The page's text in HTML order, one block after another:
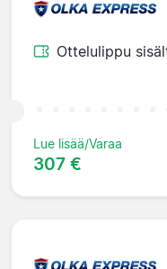
Ottelulippu
Lue lisää/Varaa
307 €